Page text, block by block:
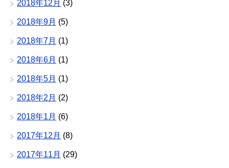
2018年12月 (3)
2018年9月 (5)
2018年7月 (1)
2018年6月 (1)
2018年5月 (1)
2018年2月 (2)
2018年1月 (6)
2017年12月 (8)
2017年11月 (29)